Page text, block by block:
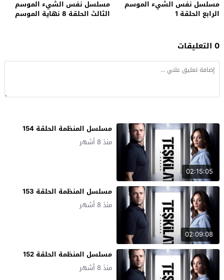
مسلسل نفس الشيء الموسم
الرابع الحلقة 1
مسلسل نفس الشيء الموسم
الثالث الحلقة 8 نهاية الموسم
0 التعليقات
02:15:05
مسلسل المنظمة الحلقة 154
منذ 8 أشهر
02:09:08
مسلسل المنظمة الحلقة 153
منذ 8 أشهر
مسلسل المنظمة الحلقة 152
منذ 8 أشهر